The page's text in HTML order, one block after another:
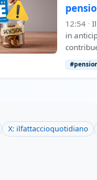
12:54 ·
in
X: ilfattaccioquotidiano